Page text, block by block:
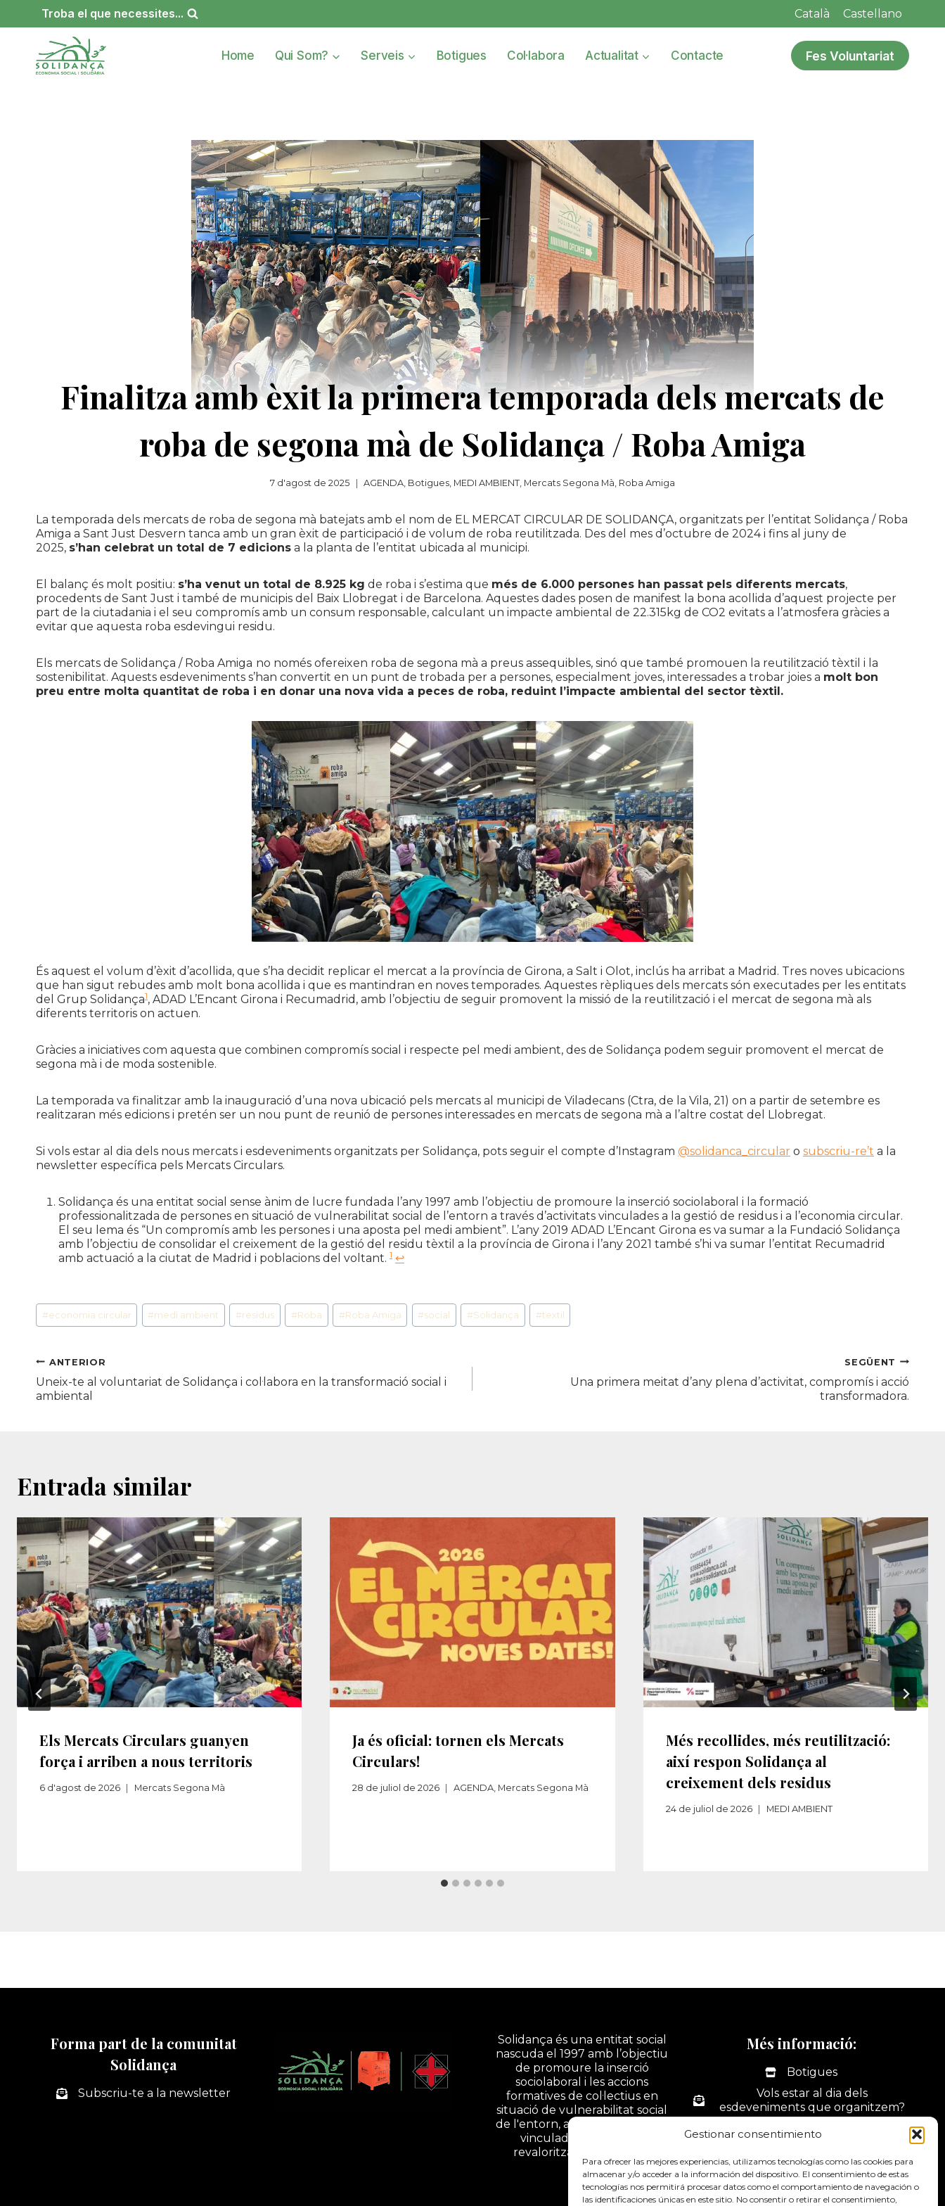
Gestionar consentimiento
Para ofrecer las mejores experiencias, utilizamos tecnologías como las cookies para
almacenar y/o acceder a la información del dispositivo. El consentimiento de estas
tecnologías nos permitirá procesar datos como el comportamiento de navegación o
las identificaciones únicas en este sitio. No consentir o retirar el consentimiento,
Troba el que necessites... Català Castellano
Home Qui Som? Serveis Botigues Col·labora Actualitat Contacte Fes Voluntariat
Finalitza amb èxit la primera temporada dels mercats de
roba de segona mà de Solidança / Roba Amiga
7 d'agost de 2025 AGENDA, Botigues, MEDI AMBIENT, Mercats Segona Mà, Roba Amiga
La temporada dels mercats de roba de segona mà batejats amb el nom de EL MERCAT CIRCULAR DE SOLIDANÇA, organitzats per l’entitat Solidança / Roba
Amiga a Sant Just Desvern tanca amb un gran èxit de participació i de volum de roba reutilitzada. Des del mes d’octubre de 2024 i fins al juny de
2025, s’han celebrat un total de 7 edicions a la planta de l’entitat ubicada al municipi.
El balanç és molt positiu: s’ha venut un total de 8.925 kg de roba i s’estima que més de 6.000 persones han passat pels diferents mercats,
procedents de Sant Just i també de municipis del Baix Llobregat i de Barcelona. Aquestes dades posen de manifest la bona acollida d’aquest projecte per
part de la ciutadania i el seu compromís amb un consum responsable, calculant un impacte ambiental de 22.315kg de CO2 evitats a l’atmosfera gràcies a
evitar que aquesta roba esdevingui residu.
Els mercats de Solidança / Roba Amiga no només ofereixen roba de segona mà a preus assequibles, sinó que també promouen la reutilització tèxtil i la
sostenibilitat. Aquests esdeveniments s’han convertit en un punt de trobada per a persones, especialment joves, interessades a trobar joies a molt bon
preu entre molta quantitat de roba i en donar una nova vida a peces de roba, reduint l’impacte ambiental del sector tèxtil.
És aquest el volum d’èxit d’acollida, que s’ha decidit replicar el mercat a la província de Girona, a Salt i Olot, inclús ha arribat a Madrid. Tres noves ubicacions
que han sigut rebudes amb molt bona acollida i que es mantindran en noves temporades. Aquestes rèpliques dels mercats són executades per les entitats
del Grup Solidança1, ADAD L’Encant Girona i Recumadrid, amb l’objectiu de seguir promovent la missió de la reutilització i el mercat de segona mà als
diferents territoris on actuen.
Gràcies a iniciatives com aquesta que combinen compromís social i respecte pel medi ambient, des de Solidança podem seguir promovent el mercat de
segona mà i de moda sostenible.
La temporada va finalitzar amb la inauguració d’una nova ubicació pels mercats al municipi de Viladecans (Ctra, de la Vila, 21) on a partir de setembre es
realitzaran més edicions i pretén ser un nou punt de reunió de persones interessades en mercats de segona mà a l’altre costat del Llobregat.
Si vols estar al dia dels nous mercats i esdeveniments organitzats per Solidança, pots seguir el compte d’Instagram @solidanca_circular o subscriu-re’t a la
newsletter específica pels Mercats Circulars.
Solidança és una entitat social sense ànim de lucre fundada l’any 1997 amb l’objectiu de promoure la inserció sociolaboral i la formació
professionalitzada de persones en situació de vulnerabilitat social de l’entorn a través d’activitats vinculades a la gestió de residus i a l’economia circular.
El seu lema és “Un compromís amb les persones i una aposta pel medi ambient”. L’any 2019 ADAD L’Encant Girona es va sumar a la Fundació Solidança
amb l’objectiu de consolidar el creixement de la gestió del residu tèxtil a la província de Girona i l’any 2021 també s’hi va sumar l’entitat Recumadrid
amb actuació a la ciutat de Madrid i poblacions del voltant. 1 ↩︎
Etiquetes
d'entrada
#economia circular #medi ambient #residus #Roba #Roba Amiga #social #Solidança #textil
Navegació
d'entrades
ANTERIOR
Uneix-te al voluntariat de Solidança i col·labora en la transformació social i
ambiental
SEGÜENT
Una primera meitat d’any plena d’activitat, compromís i acció
transformadora.
Entrada similar
Els Mercats Circulars guanyen
força i arriben a nous territoris
6 d'agost de 2026 Mercats Segona Mà
Ja és oficial: tornen els Mercats
Circulars!
28 de juliol de 2026 AGENDA Mercats Segona Mà
Més recollides, més reutilització:
així respon Solidança al
creixement dels residus​‌
24 de juliol de 2026 MEDI AMBIENT
Forma part de la comunitat
Solidança
Subscriu-te a la newsletter
Solidança és una entitat social
nascuda el 1997 amb l’objectiu
de promoure la inserció
sociolaboral i les accions
formatives de col·lectius en
situació de vulnerabilitat social
de l'entorn, a través d'activitats
vinculades a la gestió i
revalorització de residus.
Més informació:
Botigues
Vols estar al dia dels
esdeveniments que organitzem?
La nostra botiga online
Contacte
Canal de denúncies